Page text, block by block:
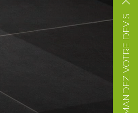
DEMANDEZ VOTRE DEVIS